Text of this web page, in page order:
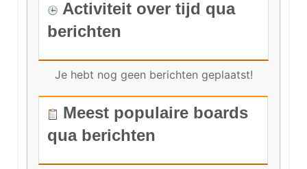
Activiteit over tijd qua
berichten
Je hebt nog geen berichten geplaatst!
Meest populaire boards
qua berichten